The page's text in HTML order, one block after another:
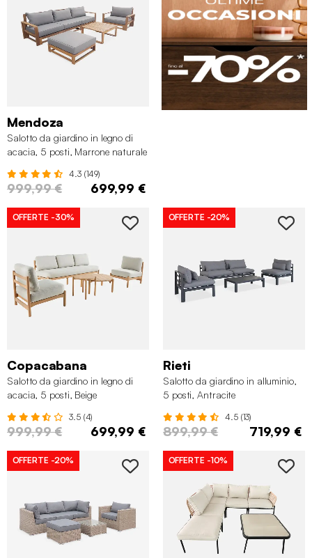
Mendoza
Salotto da giardino in legno di
acacia, 5 posti, Marrone naturale
4.3 (149)
999,99 € 699,99 €
OFFERTE -30%
Copacabana
Salotto da giardino in legno di
acacia, 5 posti, Beige
3.5 (4)
999,99 € 699,99 €
OFFERTE -20%
Rieti
Salotto da giardino in alluminio,
5 posti, Antracite
4.5 (13)
899,99 € 719,99 €
OFFERTE -20% OFFERTE -10%